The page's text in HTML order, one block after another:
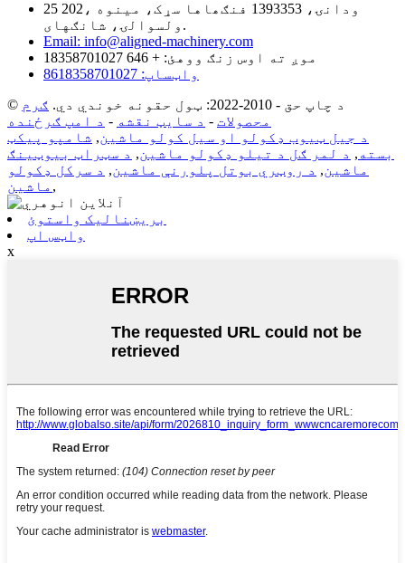
25 202، ودانۍ، 1393353 فنګھاها سړک، مینوه
ولسوالۍ، شانګهای.
Email: info@aligned-machinery.com
موږ ته اوس زنګ ووهئ: + 646 18358701027
واټساپ: 8618358701027
© د چاپ حق - 2010-2022: ټول حقونه خوندي دي.
ګرم
محصولات - د سایټ نقشه - د امپ ګرځنده
د جیل ټیوب ډکولو او سیل کولو ماشین, شامپو پیکټ
بسته , د لمر ګل د تیلو ډکولو ماشین, د سټراټ بیوټینګ
ماشین, د روټري بوتل پلورنې ماشین, د سرکل ډکولو
ماشین ,
بریښنالیک واستوئ
واټس اپ
x